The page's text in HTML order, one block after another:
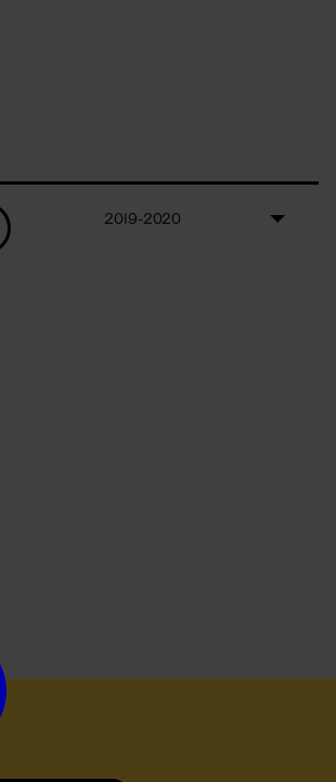
2019-2020